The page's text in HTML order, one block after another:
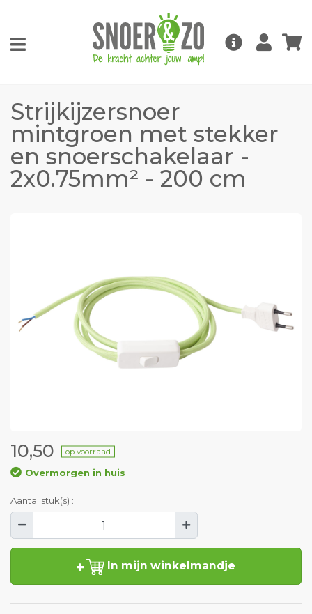
Strijkijzersnoer
mintgroen met stekker
en snoerschakelaar -
2x0.75mm² - 200 cm
10,50 op voorraad
Overmorgen in huis
Aantal stuk(s) :
In mijn winkelmandje